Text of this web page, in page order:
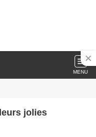
MENU
jolies